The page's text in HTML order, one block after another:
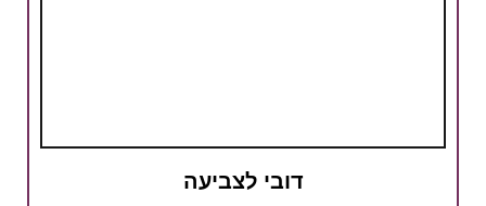
דובי לצביעה